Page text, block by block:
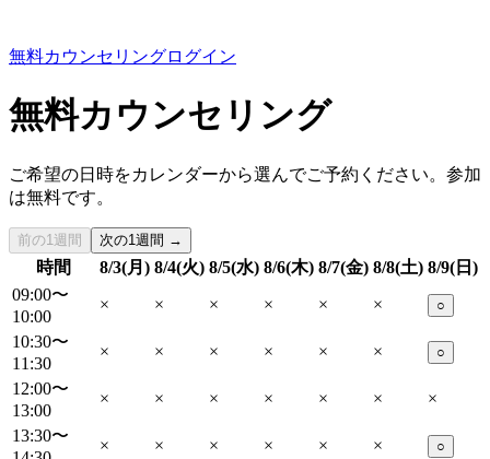
無料カウンセリングログイン
無料カウンセリング
ご希望の日時をカレンダーから選んでご予約ください。参加
は無料です。
前の1週間 次の1週間 →
時間 8/3(月) 8/4(火) 8/5(水) 8/6(木) 8/7(金) 8/8(土) 8/9(日)
09:00〜
10:00
× × × × × × ○
10:30〜
11:30
× × × × × × ○
12:00〜
13:00
× × × × × ×
×
13:30〜
× × × × × × ○